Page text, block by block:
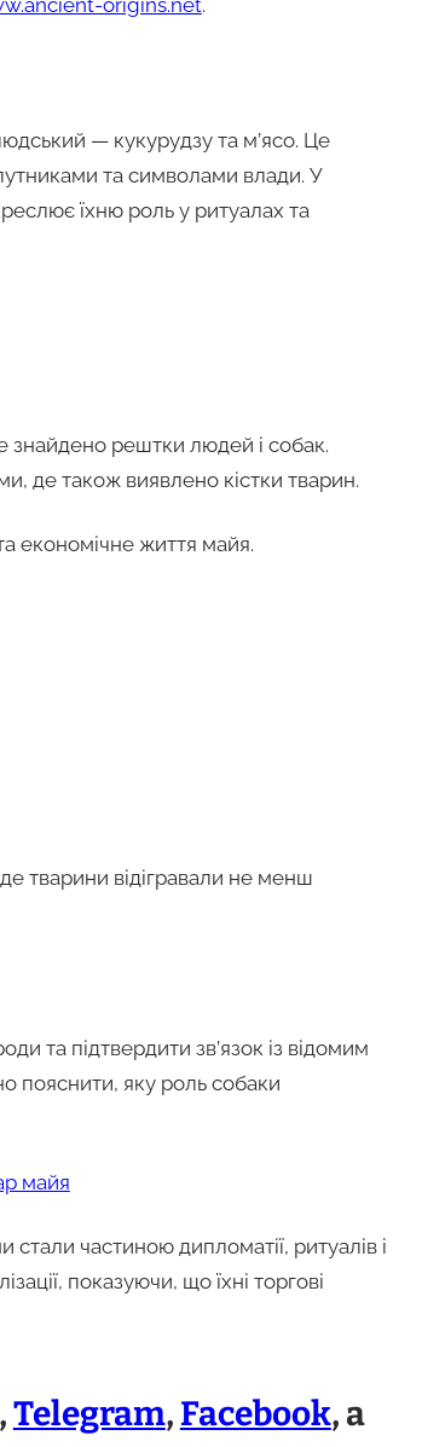
— кукурудзу та м’ясо. Це
та символами влади. У
їхню роль у ритуалах та
знайдено рештки людей і собак.
де також виявлено кістки тварин.
економічне життя майя.
тварини відігравали не менш
та підтвердити зв’язок із відомим
яку роль собаки
майя
частиною дипломатії, ритуалів і
показуючи, що їхні торгові
,Telegram, Facebook, а